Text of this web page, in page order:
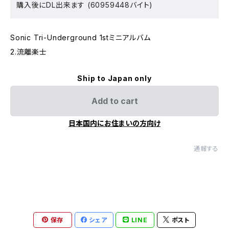
購入後にDL出来ます (60959448バイト)
Sonic Tri-Underground 1stミニアルバム
2.流離楽士
Ship to Japan only
Add to cart
日本国内にお住まいの方向け
通報する
保存 シェア LINE ポスト